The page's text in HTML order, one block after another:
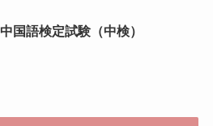
中国語検定試験（中検）